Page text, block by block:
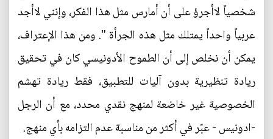
شخصياً لاأجرؤ على أن أمارس مثل هذا الفكر، وإنني لاأجد
عربياً واحداً يمتلك مثل هذه الجرأة ". ومن هذا الإعتراف،
يمكن أن نخلص إلى أن الطموح الأدونيسي كان في تحقيق
ريادة تنظيرية بدون آليات للتطبيق، فقط ريادة تهشم
الخصوصية غير خاضعة لمنهج نقدي محدد، مع أن الرجل
-ادونيس - عبّر في أكثر من مناسبة عدم التزامه بأي منهج.